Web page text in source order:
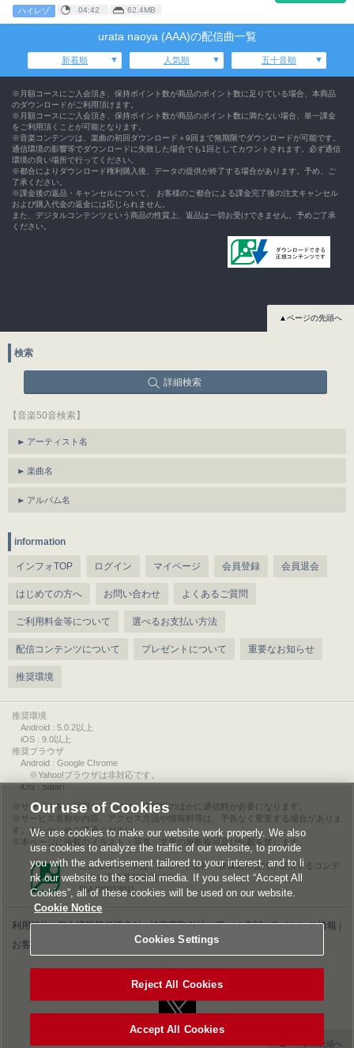
ハイレゾ 04:42 62.4MB
urata naoya (AAA)の配信曲一覧
新着順 人気順 五十音順
※月額コースにご入会頂き、保持ポイント数が商品のポイント数に足りている場合、本商品
のダウンロードがご利用頂けます。
※月額コースにご入会頂き、保持ポイント数が商品のポイント数に満たない場合、単一課金
をご利用頂くことが可能となります。
※音楽コンテンツは、楽曲の初回ダウンロード＋9回まで無期限でダウンロードが可能です。
通信環境の影響等でダウンロードに失敗した場合でも1回としてカウントされます。必ず通信
環境の良い場所で行ってください。
※都合によりダウンロード権利購入後、データの提供が終了する場合があります。予め、ご
了承ください。
※課金後の返品・キャンセルについて、 お客様のご都合による課金完了後の注文キャンセル
および購入代金の返金には応じられません。
また、デジタルコンテンツという商品の性質上、返品は一切お受けできません。予めご了承
ください。
▲ページの先頭へ
検索
詳細検索
【音楽50音検索】
アーティスト名
楽曲名
アルバム名
information
インフォTOP ログイン マイページ 会員登録 会員退会
はじめての方へ お問い合わせ よくあるご質問
ご利用料金等について 選べるお支払い方法
配信コンテンツについて プレゼントについて 重要なお知らせ
推奨環境
推奨環境
Android : 5.0.2以上
iOS : 9.0以上
推奨ブラウザ
Android : Google Chrome
※Yahoo!ブラウザは非対応です。
iOS : Safari
サービスをご利用されるには、情報料のほかに通信料が必要になります。
サービス名称や内容、アクセス方法や情報料等は、予告なく変更する場合がありま
す。あらかじめご了承ください。
本ページに掲載のイラスト・写真・文章の無断複写及び転載を禁じます。
このエルマークは、レコード会社・映像製作会社が提供するコンテ
ンツを示す登録商標です。
RIAJ00013011
利用規約|個人情報等保護方針|特定商取引法に基づく表記|ライセンス情報
お客様情報の外部送信について|Cookies Settings
▲ページの先頭へ
Our use of Cookies
We use cookies to make our website work properly. We also
use cookies to analyze the traffic of our website, to provide
you with the advertisement tailored to your interest, and to li
nk our website to the social media. If you select “Accept All
Cookies”, all of these cookies will be used on our website.
Cookie Notice
Cookies Settings
Reject All Cookies
Accept All Cookies